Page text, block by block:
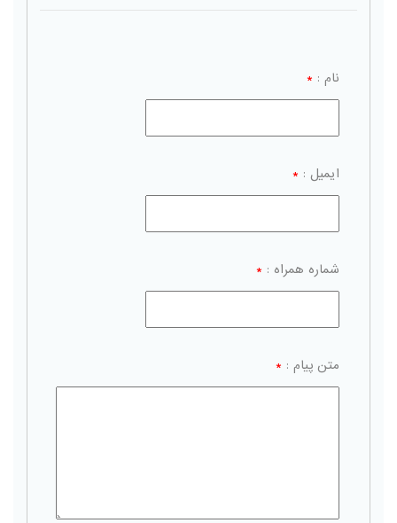
نام : *
ایمیل : *
شماره همراه : *
متن پیام : *